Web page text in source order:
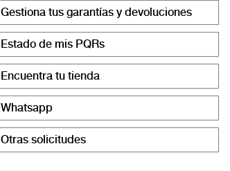
Gestiona tus garantías y devoluciones
Estado de mis PQRs
Encuentra tu tienda
Whatsapp
Otras solicitudes